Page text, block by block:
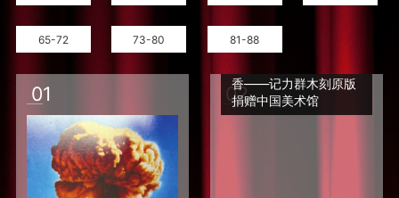
65-72 73-80 81-88
01 02
香——记力群木刻原版
捐赠中国美术馆